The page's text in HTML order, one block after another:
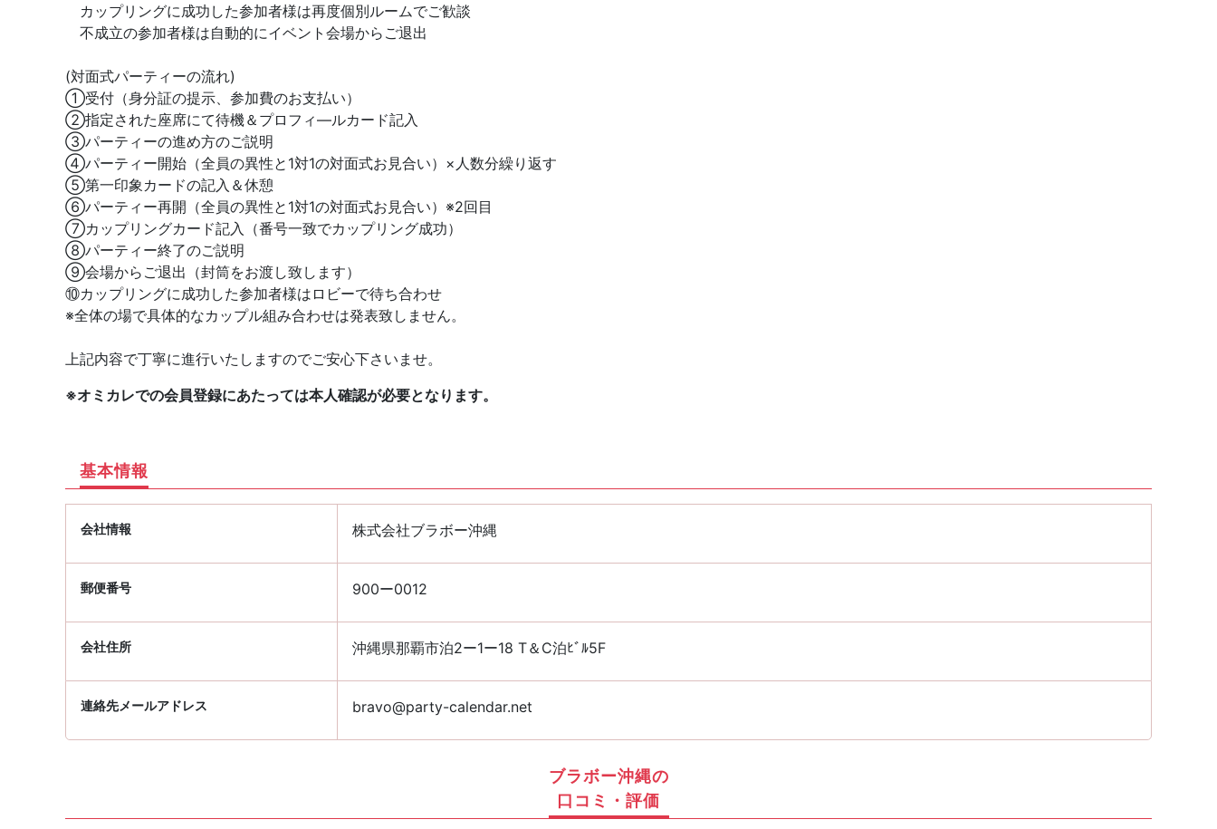
カップリングに成功した参加者様は再度個別ルームでご歓談
不成立の参加者様は自動的にイベント会場からご退出
(対面式パーティーの流れ)
①受付（身分証の提示、参加費のお支払い）
②指定された座席にて待機＆プロフィ―ルカード記入
③パーティーの進め方のご説明
④パーティー開始（全員の異性と1対1の対面式お見合い）×人数分繰り返す
⑤第一印象カードの記入＆休憩
⑥パーティー再開（全員の異性と1対1の対面式お見合い）※2回目
⑦カップリングカード記入（番号一致でカップリング成功）
⑧パーティー終了のご説明
⑨会場からご退出（封筒をお渡し致します）
⑩カップリングに成功した参加者様はロビーで待ち合わせ
※全体の場で具体的なカップル組み合わせは発表致しません。
上記内容で丁寧に進行いたしますのでご安心下さいませ。
※オミカレでの会員登録にあたっては本人確認が必要となります。
基本情報
会社情報 株式会社ブラボー沖縄
郵便番号 900ー0012
会社住所 沖縄県那覇市泊2ー1ー18 T＆C泊ﾋﾞﾙ5F
連絡先メールアドレス bravo@party-calendar.net
ブラボー沖縄の
口コミ・評価